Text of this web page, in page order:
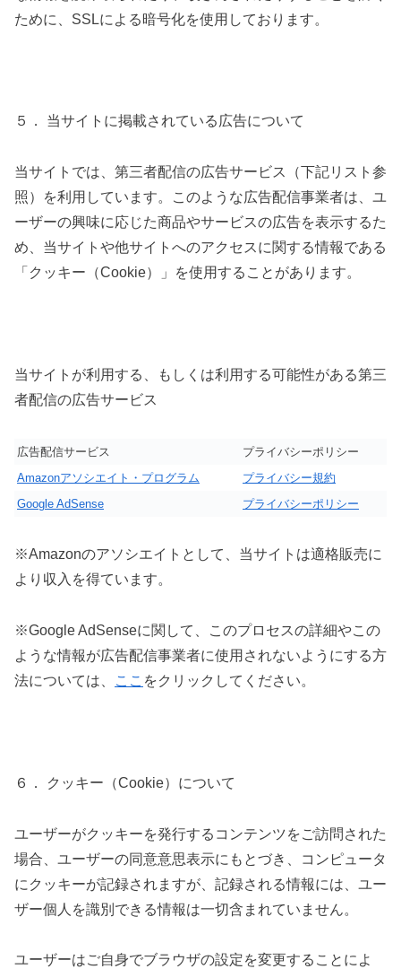
ために、SSLによる暗号化を使用しております。
５． 当サイトに掲載されている広告について
当サイトでは、第三者配信の広告サービス（下記リスト参
照）を利用しています。このような広告配信事業者は、ユ
ーザーの興味に応じた商品やサービスの広告を表示するた
め、当サイトや他サイトへのアクセスに関する情報である
「クッキー（Cookie）」を使用することがあります。
当サイトが利用する、もしくは利用する可能性がある第三
者配信の広告サービス
広告配信サービス
プライバシーポリシー
Amazonアソシエイト・プログラム
プライバシー規約
Google AdSense
プライバシーポリシー
※Amazonのアソシエイトとして、当サイトは適格販売に
より収入を得ています。
※Google AdSenseに関して、このプロセスの詳細やこの
ような情報が広告配信事業者に使用されないようにする方
法については、
ここ をクリックしてください。
６． クッキー（Cookie）について
ユーザーがクッキーを発行するコンテンツをご訪問された
場合、ユーザーの同意意思表示にもとづき、コンピュータ
にクッキーが記録されますが、記録される情報には、ユー
ザー個人を識別できる情報は一切含まれていません。
ユーザーはご自身でブラウザの設定を変更することによ